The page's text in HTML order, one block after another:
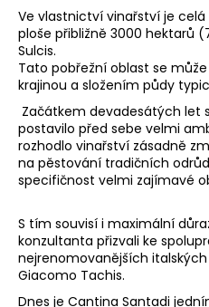
Ve vlastnictví vinařství je
ploše přibližně 3000 hektarů
Sulcis.
Tato pobřežní oblast se
krajinou a složením půdy
Začátkem devadesátých let
postavilo před sebe velmi
rozhodlo vinařství zásadně
na pěstování tradičních
specifičnost velmi zajímavé
S tím souvisí i maximální
konzultanta přizvali ke
nejrenomovanějších
Giacomo Tachis.
Dnes je Cantina Santadi
HLEDAT
D
o
p
o
r
u
č
u
j
e
m